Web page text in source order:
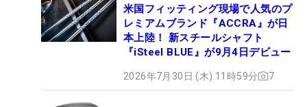
米国フィッティング現場で人気のプ
レミアムブランド『ACCRA』が日
本上陸！ 新スチールシャフト
『iSteel BLUE』が9月4日デビュー
2026年7月30日 (木) 11時59分 7